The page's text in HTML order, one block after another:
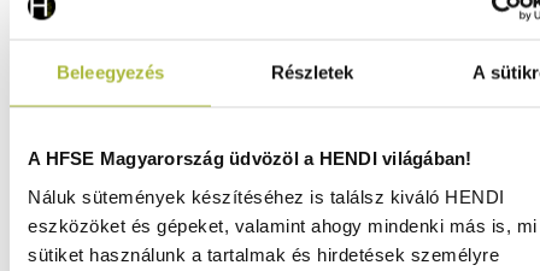
Beleegyezés Részletek A
A HFSE Magyarország üdvözöl a HENDI világában!
Náluk sütemények készítéséhez is találsz kiváló HENDI
eszközöket és gépeket, valamint ahogy mindenki más is,
sütiket használunk a tartalmak és hirdetések személyre